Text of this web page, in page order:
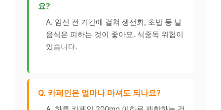
요?
A. 임신 전 기간에 걸쳐 생선회, 초밥 등 날
음식은 피하는 것이 좋아요. 식중독 위험이
있습니다.
Q. 카페인은 얼마나 마셔도 되나요?